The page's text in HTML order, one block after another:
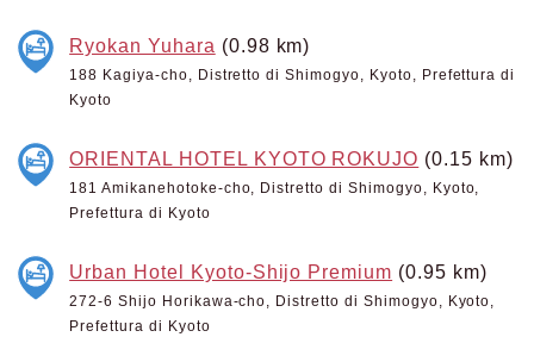
Ryokan Yuhara (0.98 km)
188 Kagiya-cho, Distretto di Shimogyo, Kyoto, Prefettura di
Kyoto
ORIENTAL HOTEL KYOTO ROKUJO (0.15 km)
181 Amikanehotoke-cho, Distretto di Shimogyo, Kyoto,
Prefettura di Kyoto
Urban Hotel Kyoto-Shijo Premium (0.95 km)
272-6 Shijo Horikawa-cho, Distretto di Shimogyo, Kyoto,
Prefettura di Kyoto